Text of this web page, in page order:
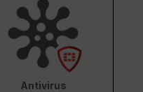
Antivirus